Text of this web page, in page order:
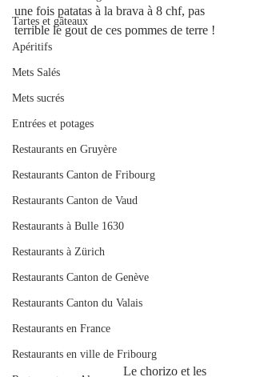
Tartes et gâteaux
Apéritifs
Mets Salés
Mets sucrés
Entrées et potages
Restaurants en Gruyère
Restaurants Canton de Fribourg
Restaurants Canton de Vaud
Restaurants à Bulle 1630
Restaurants à Zürich
Restaurants Canton de Genève
Restaurants Canton du Valais
Restaurants en France
Restaurants en ville de Fribourg
une fois patatas à la brava à 8 chf, pas
terrible le gout de ces pommes de terre !